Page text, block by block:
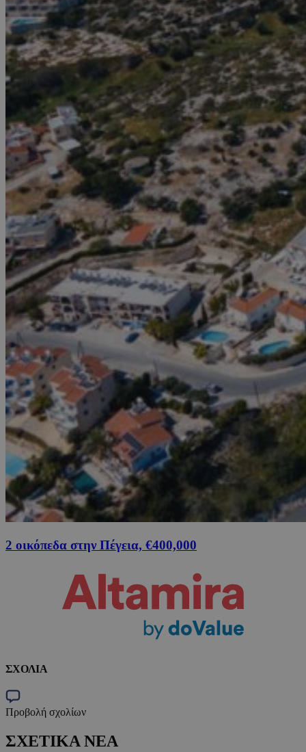
2 οικόπεδα στην Πέγεια, €400,000
ΣΧΟΛΙΑ
Προβολή σχολίων
ΣΧΕΤΙΚΑ ΝΕΑ